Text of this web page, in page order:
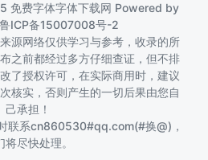
费字体字体下载网 Powered by
鲁ICP备15007008号-2
源网络仅供学习与参考，收录的所
之前都经过多方仔细查证，但不排
了授权许可，在实际商用时，建议
核实，否则产生的一切后果由您自
己承担！
联系cn860530#qq.com(#换@)，
将尽快处理。